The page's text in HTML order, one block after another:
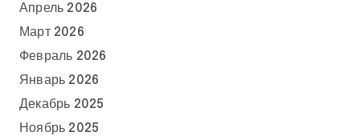
Апрель 2026
Март 2026
Февраль 2026
Январь 2026
Декабрь 2025
Ноябрь 2025